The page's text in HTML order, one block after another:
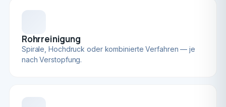
Rohrreinigung
Spirale, Hochdruck oder kombinierte Verfahren — je
nach Verstopfung.